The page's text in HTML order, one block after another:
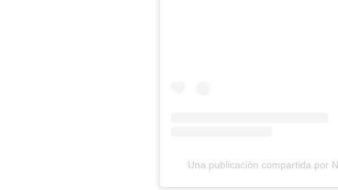
Una publicación compartida por